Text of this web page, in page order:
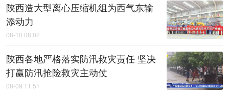
陕西造大型离心压缩机组为西气东输
添动力
08-10 08:02
陕西各地严格落实防汛救灾责任 坚决
打赢防汛抢险救灾主动仗
08-09 11:51